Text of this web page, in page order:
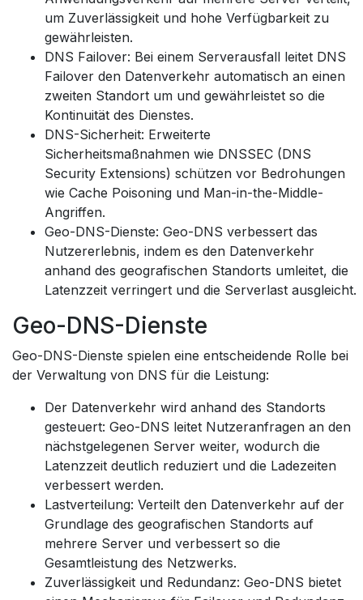
um Zuverlässigkeit und hohe Verfügbarkeit zu
gewährleisten.
DNS Failover: Bei einem Serverausfall leitet DNS
Failover den Datenverkehr automatisch an einen
zweiten Standort um und gewährleistet so die
Kontinuität des Dienstes.
DNS-Sicherheit: Erweiterte
Sicherheitsmaßnahmen wie DNSSEC (DNS
Security Extensions) schützen vor Bedrohungen
wie Cache Poisoning und Man-in-the-Middle-
Angriffen.
Geo-DNS-Dienste: Geo-DNS verbessert das
Nutzererlebnis, indem es den Datenverkehr
anhand des geografischen Standorts umleitet, die
Latenzzeit verringert und die Serverlast ausgleicht.
Geo-DNS-Dienste
Geo-DNS-Dienste spielen eine entscheidende Rolle bei
der Verwaltung von DNS für die Leistung:
Der Datenverkehr wird anhand des Standorts
gesteuert: Geo-DNS leitet Nutzeranfragen an den
nächstgelegenen Server weiter, wodurch die
Latenzzeit deutlich reduziert und die Ladezeiten
verbessert werden.
Lastverteilung: Verteilt den Datenverkehr auf der
Grundlage des geografischen Standorts auf
mehrere Server und verbessert so die
Gesamtleistung des Netzwerks.
Zuverlässigkeit und Redundanz: Geo-DNS bietet